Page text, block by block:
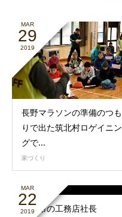
MAR
29
2019
長野マラソンの準備のつも
りで出た筑北村ロゲイニン
グで...
家づくり
MAR
22
2019
長野市の工務店社長